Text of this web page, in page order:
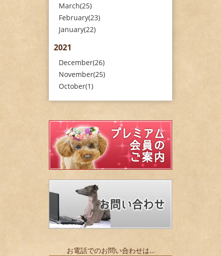
March(25)
February(23)
January(22)
2021
December(26)
November(25)
October(1)
お電話でのお問い合わせは…